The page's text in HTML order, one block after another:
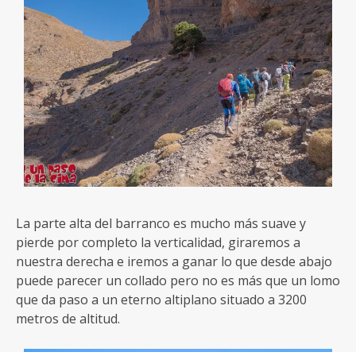
La parte alta del barranco es mucho más suave y
pierde por completo la verticalidad, giraremos a
nuestra derecha e iremos a ganar lo que desde abajo
puede parecer un collado pero no es más que un lomo
que da paso a un eterno altiplano situado a 3200
metros de altitud.